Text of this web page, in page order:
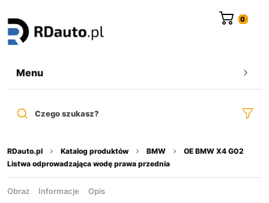
Menu
Czego szukasz?
RDauto.pl Katalog produktów BMW
OE BMW X4 G02
Listwa odprowadzająca wodę prawa przednia
Obraz Informacje Opis